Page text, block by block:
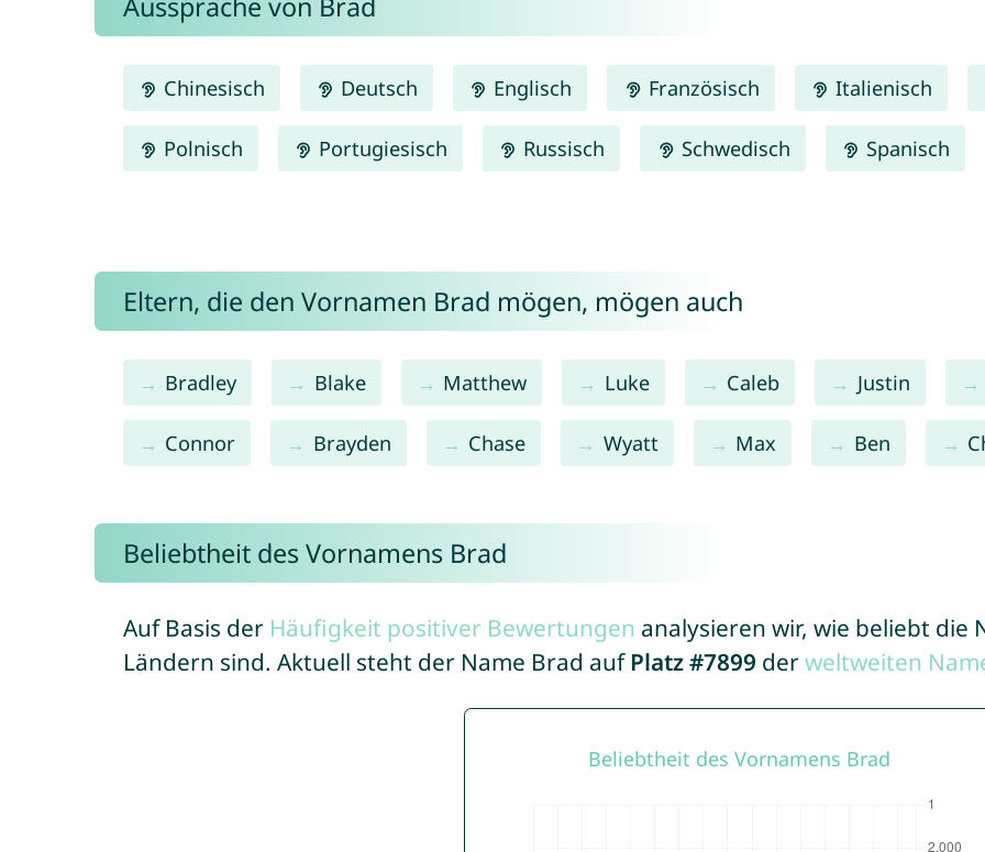
Chinesisch Deutsch Englisch Französisch Italienisch
Polnisch Portugiesisch Russisch Schwedisch Spanisch
Eltern, die den Vornamen Brad mögen, mögen auch
Bradley Blake Matthew Luke Caleb Justin
Connor Brayden Chase Wyatt Max Ben
Beliebtheit des Vornamens Brad
Auf Basis der Häufigkeit positiver Bewertungen analysieren wir, wie beliebt die
Ländern sind. Aktuell steht der Name Brad auf Platz #7899 derweltweiten